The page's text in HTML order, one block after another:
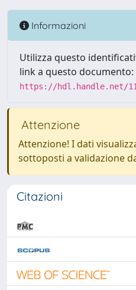
Informazioni
Utilizza questo
link a questo documento:
https://hdl.handle.net/
Attenzione
Attenzione! I dati
sottoposti a validazione
Citazioni